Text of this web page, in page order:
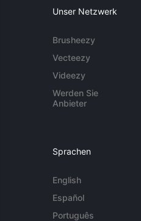
Unser Netzwerk
Brusheezy
Vecteezy
Videezy
Werden Sie
Anbieter
Sprachen
English
Español
Português